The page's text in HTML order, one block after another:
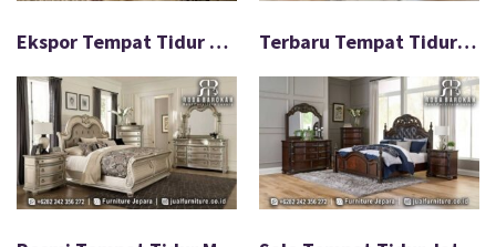
Ekspor Tempat Tidur Mewah Full Jati Warna Menarik FS-928 Terbaru Tempat Tidur Iverno Mewah Kualitas Terjamin FS-927